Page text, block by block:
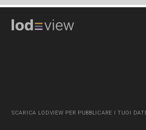
SCARICA LODVIEW PER PUBBLICARE I TUOI DATI